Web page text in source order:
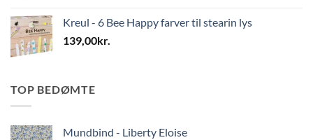
Kreul - 6 Bee Happy farver til stearin lys
139,00kr.
TOP BEDØMTE
Mundbind - Liberty Eloise